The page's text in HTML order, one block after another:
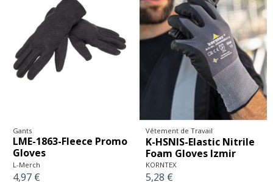
Gants
LME-1863-Fleece Promo
Gloves
L-Merch
4,97 €
Vêtement de Travail
K-HSNIS-Elastic Nitrile
Foam Gloves Izmir
KORNTEX
5,28 €